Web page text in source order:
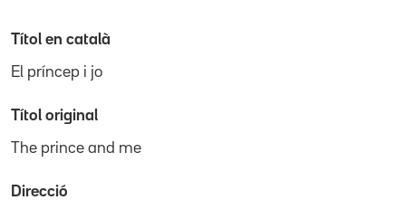
Títol en català
El príncep i jo
Títol original
The prince and me
Direcció